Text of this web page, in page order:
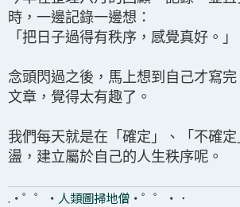
時，一邊記錄一邊想：
「把日子過得有秩序，感覺真好。」
念頭閃過之後，馬上想到自己才寫
文章，覺得太有趣了。
我們每天就是在「確定」、「不確
盪，建立屬於自己的人生秩序呢。
.・゜゜・ 人類圖掃地僧 ・゜゜・．